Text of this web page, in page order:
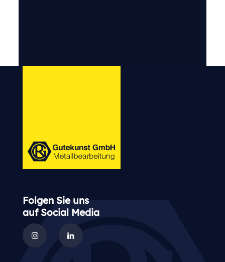
Folgen Sie uns
auf Social Media